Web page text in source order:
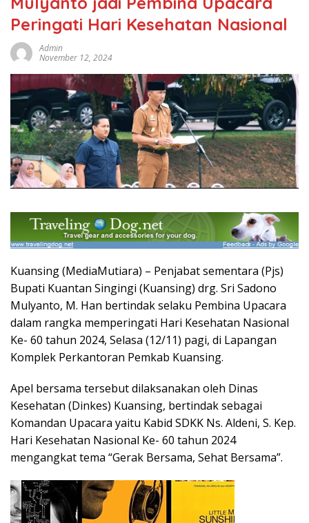
Peringati Hari Kesehatan Nasional
Admin
November 12, 2024
Kuansing (MediaMutiara) – Penjabat sementara (Pjs)
Bupati Kuantan Singingi (Kuansing) drg. Sri Sadono
Mulyanto, M. Han bertindak selaku Pembina Upacara
dalam rangka memperingati Hari Kesehatan Nasional
Ke- 60 tahun 2024, Selasa (12/11) pagi, di Lapangan
Komplek Perkantoran Pemkab Kuansing.
Apel bersama tersebut dilaksanakan oleh Dinas
Kesehatan (Dinkes) Kuansing, bertindak sebagai
Komandan Upacara yaitu Kabid SDKK Ns. Aldeni, S. Kep.
Hari Kesehatan Nasional Ke- 60 tahun 2024
mengangkat tema “Gerak Bersama, Sehat Bersama”.